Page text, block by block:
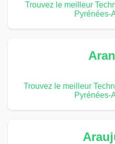
Trouvez le meilleur
Pyrénées-
Trouvez le meilleur
Pyrénées-